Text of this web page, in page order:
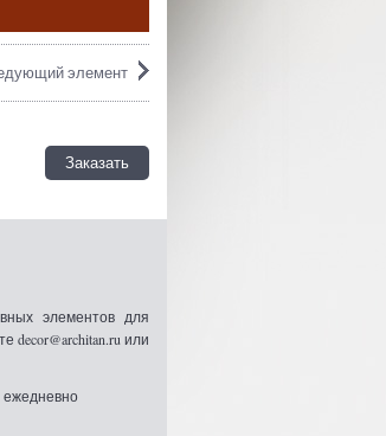
элемент
Заказать
элементов для
или
ежедневно